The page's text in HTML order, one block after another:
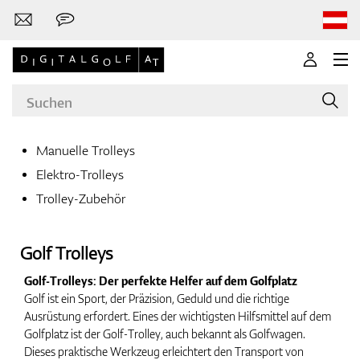
Bekleidung
Manuelle Trolleys
Elektro-Trolleys
Trolley-Zubehör
Golf Trolleys
Golf-Trolleys: Der perfekte Helfer auf dem Golfplatz
Golf ist ein Sport, der Präzision, Geduld und die richtige
Ausrüstung erfordert. Eines der wichtigsten Hilfsmittel auf dem
Golfplatz ist der Golf-Trolley, auch bekannt als Golfwagen.
Dieses praktische Werkzeug erleichtert den Transport von